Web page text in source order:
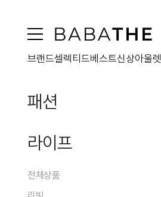
브랜드셀렉티드베스트신상아울렛
패션
전체상품
아우터
전체
코트
원피스
라이프
전체상품